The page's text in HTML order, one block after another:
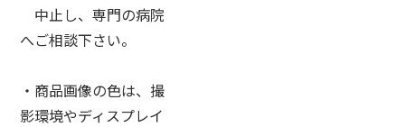
中止し、専門の病院
へご相談下さい。
・商品画像の色は、撮
影環境やディスプレイ